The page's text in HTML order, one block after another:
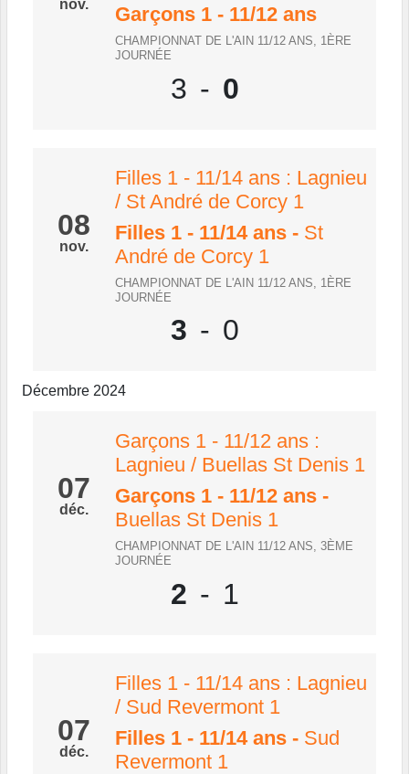
nov.
Garçons 1 - 11/12 ans
CHAMPIONNAT DE L'AIN 11/12 ANS, 1ÈRE
JOURNÉE
3 - 0
08
nov.
Filles 1 - 11/14 ans : Lagnieu
/ St André de Corcy 1
Filles 1 - 11/14 ans - St
André de Corcy 1
CHAMPIONNAT DE L'AIN 11/12 ANS, 1ÈRE
JOURNÉE
3 - 0
Décembre 2024
07
déc.
Garçons 1 - 11/12 ans :
Lagnieu / Buellas St Denis 1
Garçons 1 - 11/12 ans -
Buellas St Denis 1
CHAMPIONNAT DE L'AIN 11/12 ANS, 3ÈME
JOURNÉE
2 - 1
07
déc.
Filles 1 - 11/14 ans : Lagnieu
/ Sud Revermont 1
Filles 1 - 11/14 ans - Sud
Revermont 1